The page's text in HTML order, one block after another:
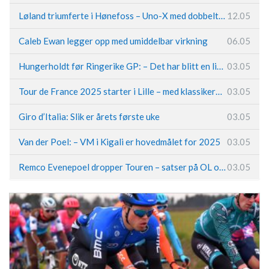
12.05
Caleb Ewan legger opp med umiddelbar virkning 06.05
03.05
03.05
Giro d’Italia: Slik er årets første uke 03.05
Van der Poel: – VM i Kigali er hovedmålet for 2025 03.05
03.05